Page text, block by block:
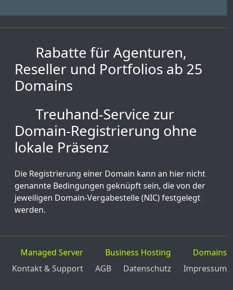
Rabatte für Agenturen,
Reseller und Portfolios ab 25
Domains
Treuhand-Service zur
Domain-Registrierung ohne
lokale Präsenz
Die Registrierung einer Domain kann an hier nicht
genannte Bedingungen geknüpft sein, die von der
jeweiligen Domain-Vergabestelle (NIC) festgelegt
werden.
Managed Server Business Hosting
Domains
Kontakt & Support AGB Datenschutz Impressum